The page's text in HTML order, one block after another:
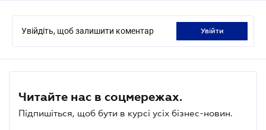
Увійдіть, щоб залишити коментар увійти
Читайте нас в соцмережах.
Підпишіться, щоб бути в курсі усіх бізнес-новин.